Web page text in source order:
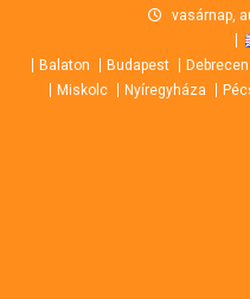
content
vasárnap,
Balaton Budapest Debrecen
Miskolc
Nyíregyháza